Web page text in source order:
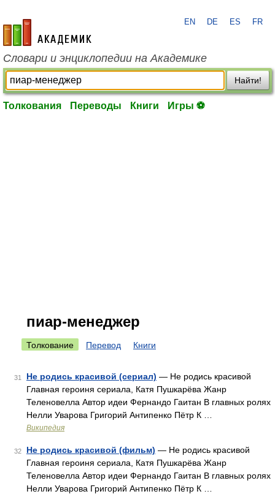
academic.ru
EN DE ES FR
Словари и энциклопедии на Академике
Найти!
Толкования Переводы Книги Игры ⚽
пиар-менеджер
Толкование Перевод Книги
31 Не родись красивой (сериал) — Не родись красивой
Главная героиня сериала, Катя Пушкарёва Жанр
Теленовелла Автор идеи Фернандо Гаитан В главных ролях
Нелли Уварова Григорий Антипенко Пётр К …
Википедия
32 Не родись красивой (фильм) — Не родись красивой
Главная героиня сериала, Катя Пушкарёва Жанр
Теленовелла Автор идеи Фернандо Гаитан В главных ролях
Нелли Уварова Григорий Антипенко Пётр К …